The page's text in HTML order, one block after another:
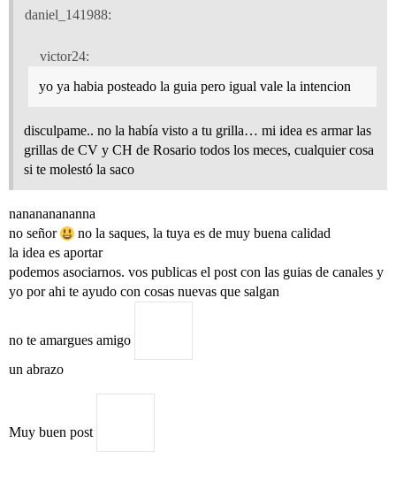
daniel_141988:
victor24:
yo ya habia posteado la guia pero igual vale la intencion
disculpame.. no la había visto a tu grilla… mi idea es armar las
grillas de CV y CH de Rosario todos los meces, cualquier cosa
si te molestó la saco
nanananananna
no señor
no la saques, la tuya es de muy buena calidad
la idea es aportar
podemos asociarnos. vos publicas el post con las guias de canales y
yo por ahi te ayudo con cosas nuevas que salgan
no te amargues amigo
un abrazo
Muy buen post